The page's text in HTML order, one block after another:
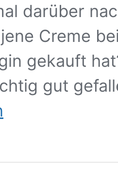
darüber
Creme
gekauft
gut